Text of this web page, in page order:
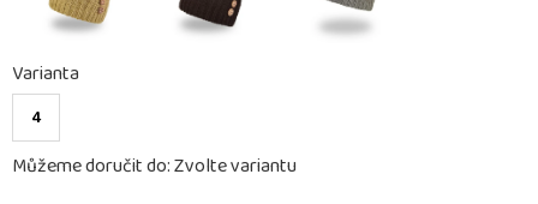
Varianta
4
Můžeme doručit do:Zvolte variantu